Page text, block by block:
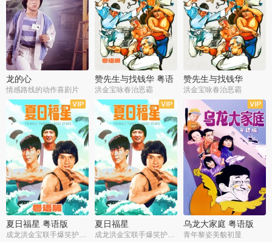
龙的心
情感路线的动作喜剧片
赞先生与找钱华 粤语
版
洪金宝咏春治恶霸
赞先生与找钱华
洪金宝咏春治恶霸
夏日福星 粤语版 夏日福星 乌龙大家庭 粤语版
青年黎姿美貌初显